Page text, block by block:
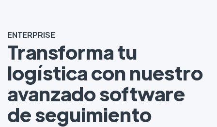
ENTERPRISE
Transforma tu
logística con nuestro
avanzado software
de seguimiento